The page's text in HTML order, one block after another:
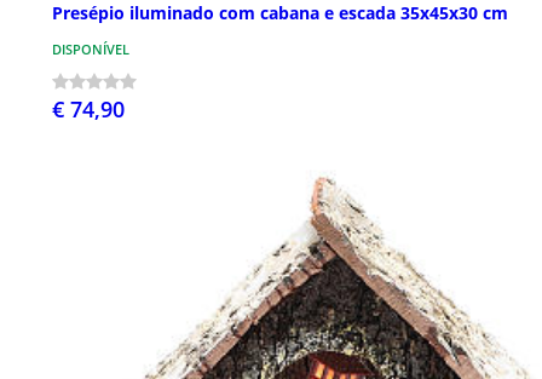
Presépio iluminado com cabana e escada 35x45x30 cm
DISPONÍVEL
€ 74,90